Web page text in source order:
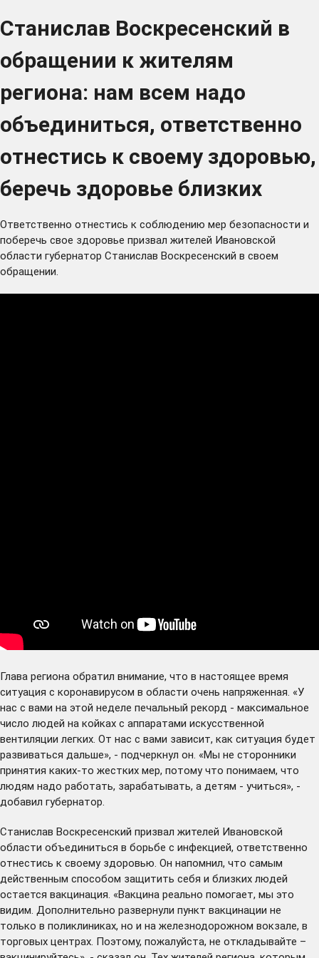
Станислав Воскресенский в
обращении к жителям
региона: нам всем надо
объединиться, ответственно
отнестись к своему здоровью,
беречь здоровье близких
Ответственно отнестись к соблюдению мер безопасности и
поберечь свое здоровье призвал жителей Ивановской
области губернатор Станислав Воскресенский в своем
обращении.
Глава региона обратил внимание, что в настоящее время
ситуация с коронавирусом в области очень напряженная. «У
нас с вами на этой неделе печальный рекорд - максимальное
число людей на койках с аппаратами искусственной
вентиляции легких. От нас с вами зависит, как ситуация будет
развиваться дальше», - подчеркнул он. «Мы не сторонники
принятия каких-то жестких мер, потому что понимаем, что
людям надо работать, зарабатывать, а детям - учиться», -
добавил губернатор.
Станислав Воскресенский призвал жителей Ивановской
области объединиться в борьбе с инфекцией, ответственно
отнестись к своему здоровью. Он напомнил, что самым
действенным способом защитить себя и близких людей
остается вакцинация. «Вакцина реально помогает, мы это
видим. Дополнительно развернули пункт вакцинации не
только в поликлиниках, но и на железнодорожном вокзале, в
торговых центрах. Поэтому, пожалуйста, не откладывайте –